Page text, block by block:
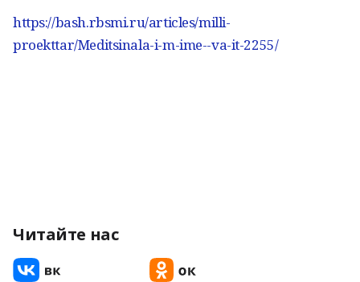
https://bash.rbsmi.ru/articles/milli-
proekttar/Meditsinala-i-m-ime--va-it-2255/
Читайте нас